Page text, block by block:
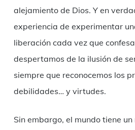
alejamiento de Dios. Y en
experiencia de experimentar
liberación cada vez que
despertamos de la ilusión de
siempre que reconocemos los
debilidades… y virtudes.
Sin embargo, el mundo tiene